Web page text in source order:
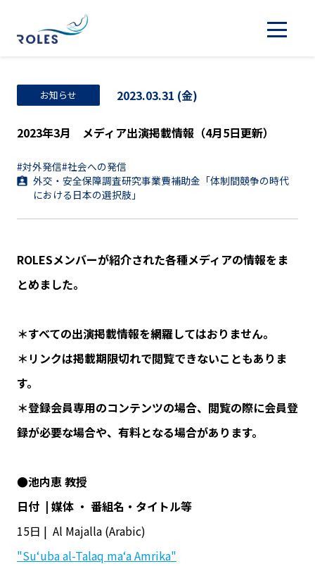
お知らせ 2023.03.31 (金)
2023年3月 メディア出演掲載情報（4月5日更新）
#対外発信#社会への発信
外交・安全保障調査研究事業費補助金「体制間競争の時代
における日本の選択肢」
ROLESメンバーが紹介された各種メディアの情報をま
とめました。
＊すべての出演掲載情報を網羅してはおりません。
＊リンクは掲載期限切れで閲覧できないこともありま
す。
＊登録会員専用のコンテンツの場合、閲覧の際に会員登
録が必要な場合や、有料となる場合があります。
●池内恵 教授
日付 | 媒体 ・ 番組名・タイトル等
15日 | Al Majalla (Arabic)
"Su‘uba al-Talaq ma‘a Amrika"